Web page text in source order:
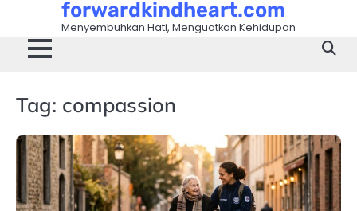
content
forwardkindheart.com
Menyembuhkan Hati, Menguatkan Kehidupan
Tag: compassion